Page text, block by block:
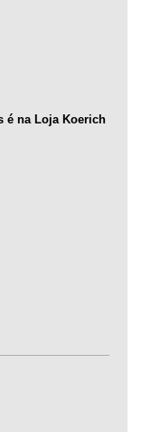
é na Loja Koerich